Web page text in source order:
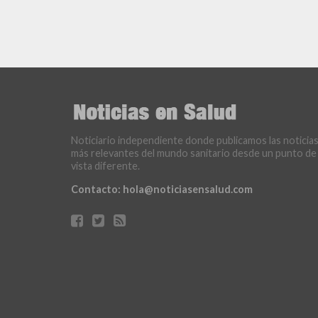
Noticiario independiente donde publicamos las noticias
más relevantes del mundo sanitario desde un punto de
vista diferente.
Contacto: hola@noticiasensalud.com